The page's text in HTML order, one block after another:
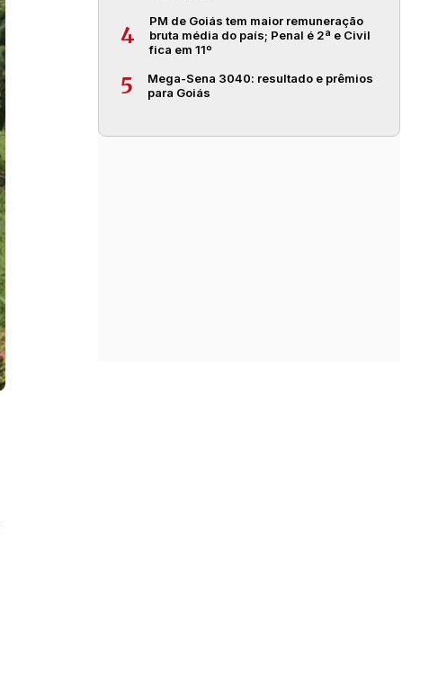
4
PM de Goiás tem maior remuneração
bruta média do país; Penal é 2ª e Civil
fica em 11º
5
Mega-Sena 3040: resultado e prêmios
para Goiás